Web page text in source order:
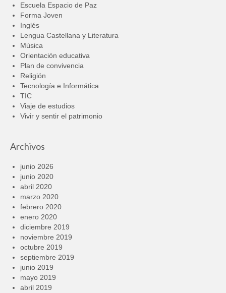
Escuela Espacio de Paz
Forma Joven
Inglés
Lengua Castellana y Literatura
Música
Orientación educativa
Plan de convivencia
Religión
Tecnología e Informática
TIC
Viaje de estudios
Vivir y sentir el patrimonio
Archivos
junio 2026
junio 2020
abril 2020
marzo 2020
febrero 2020
enero 2020
diciembre 2019
noviembre 2019
octubre 2019
septiembre 2019
junio 2019
mayo 2019
abril 2019